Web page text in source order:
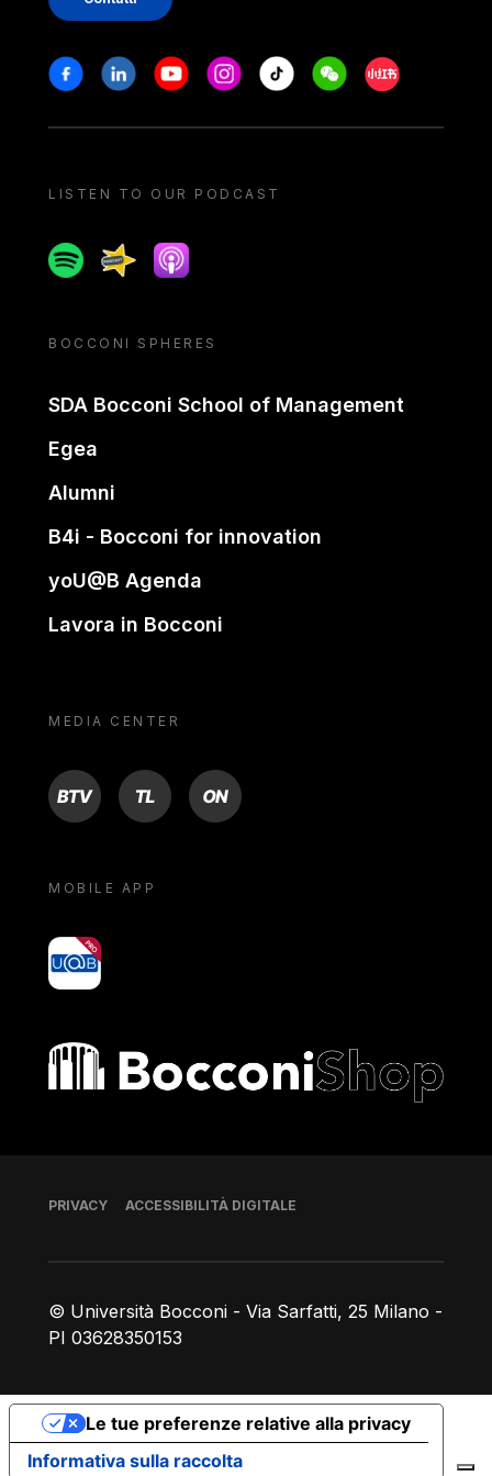
Stay in touch
FacebookLinkedinYoutubeInstagram
Tiktok WeechatXiaohongshu/
LISTEN TO OUR PODCAST
SpotifySpreakerApple podcast
BOCCONI SPHERES
SDA Bocconi School of Management
Egea
Alumni
B4i - Bocconi for innovation
yoU@B Agenda
Lavora in Bocconi
MEDIA CENTER
BTV TL ON
MOBILE APP
yoU@B
Bocconi shop
© Università Bocconi - Via Sarfatti, 25 Milano -
PI 03628350153
Piè di pagina
PRIVACY ACCESSIBILITÀ DIGITALE
Informativa sulla raccolta
Le tue preferenze relative alla privacy